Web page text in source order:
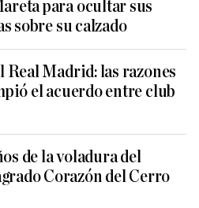
para ocultar sus
sobre su calzado
Madrid: las razones
el acuerdo entre club
de la voladura del
Corazón del Cerro